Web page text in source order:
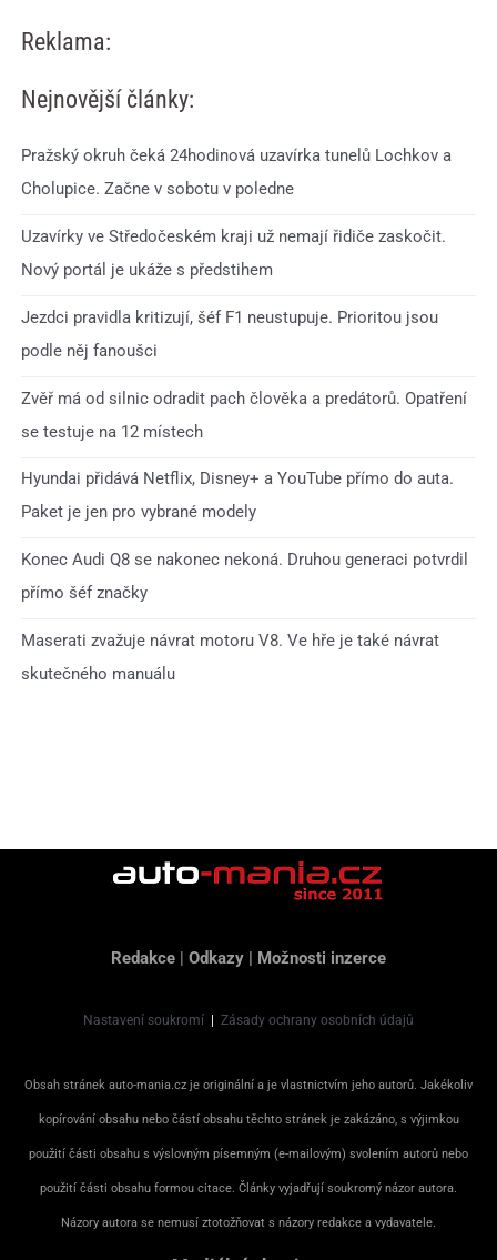
Reklama:
Nejnovější články:
Pražský okruh čeká 24hodinová uzavírka tunelů Lochkov a
Cholupice. Začne v sobotu v poledne
Uzavírky ve Středočeském kraji už nemají řidiče zaskočit.
Nový portál je ukáže s předstihem
Jezdci pravidla kritizují, šéf F1 neustupuje. Prioritou jsou
podle něj fanoušci
Zvěř má od silnic odradit pach člověka a predátorů. Opatření
se testuje na 12 místech
Hyundai přidává Netflix, Disney+ a YouTube přímo do auta.
Paket je jen pro vybrané modely
Konec Audi Q8 se nakonec nekoná. Druhou generaci potvrdil
přímo šéf značky
Maserati zvažuje návrat motoru V8. Ve hře je také návrat
skutečného manuálu
Redakce | Odkazy | Možnosti inzerce
Nastavení soukromí | Zásady ochrany osobních údajů
Obsah stránek auto-mania.cz je originální a je vlastnictvím jeho autorů. Jakékoliv
kopírování obsahu nebo částí obsahu těchto stránek je zakázáno, s výjimkou
použití části obsahu s výslovným písemným (e-mailovým) svolením autorů nebo
použití části obsahu formou citace. Články vyjadřují soukromý názor autora.
Názory autora se nemusí ztotožňovat s názory redakce a vydavatele.